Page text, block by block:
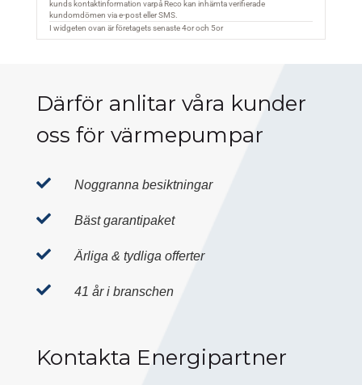
Därför anlitar våra kunder
oss för värmepumpar
 Noggranna besiktningar
 Bäst garantipaket
 Ärliga & tydliga offerter
 41 år i branschen
Kontakta Energipartner